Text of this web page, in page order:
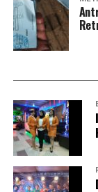
Editor : Tam
Post Views: